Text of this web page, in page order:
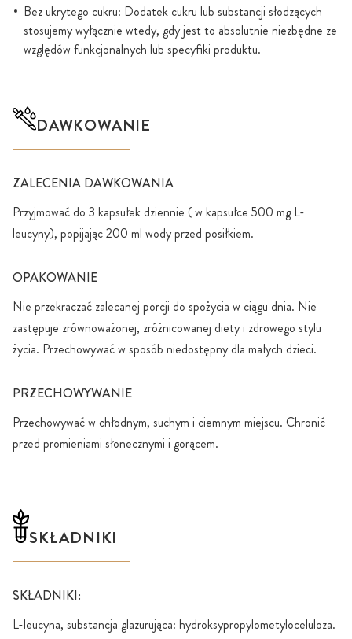
Bez ukrytego cukru: Dodatek cukru lub substancji słodzących
stosujemy wyłącznie wtedy, gdy jest to absolutnie niezbędne ze
względów funkcjonalnych lub specyfiki produktu.
DAWKOWANIE
ZALECENIA DAWKOWANIA
Przyjmować do 3 kapsułek dziennie ( w kapsułce 500 mg L-
leucyny), popijając 200 ml wody przed posiłkiem.
OPAKOWANIE
Nie przekraczać zalecanej porcji do spożycia w ciągu dnia. Nie
zastępuje zrównoważonej, zróżnicowanej diety i zdrowego stylu
życia. Przechowywać w sposób niedostępny dla małych dzieci.
PRZECHOWYWANIE
Przechowywać w chłodnym, suchym i ciemnym miejscu. Chronić
przed promieniami słonecznymi i gorącem.
SKŁADNIKI
SKŁADNIKI:
L-leucyna, substancja glazurująca: hydroksypropylometyloceluloza.